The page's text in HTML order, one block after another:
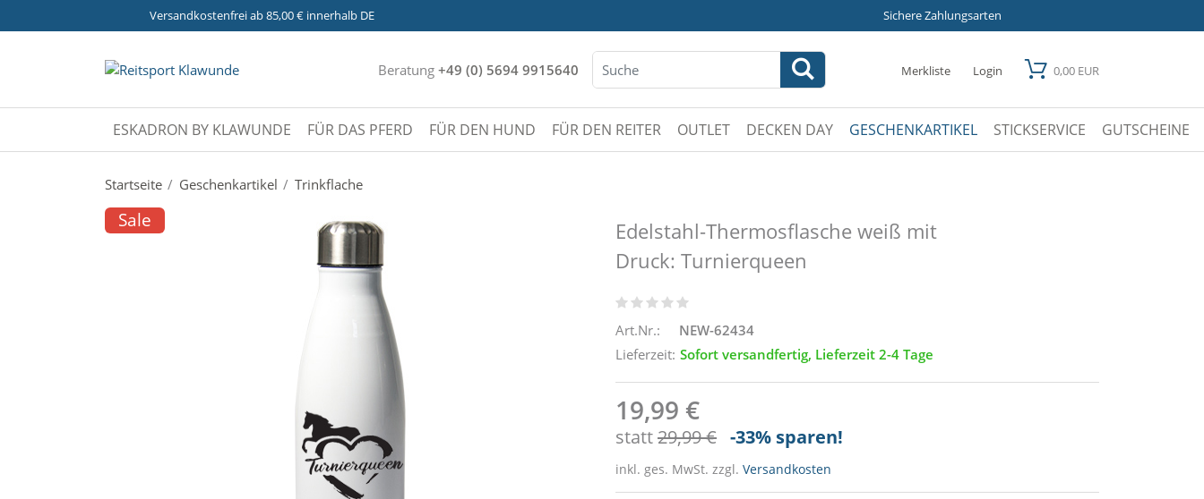
Versandkostenfrei ab 85,00 € innerhalb DE Sichere Zahlungsarten
Beratung +49 (0) 5694 9915640 Merkliste Login 0,00 EUR
ESKADRON BY KLAWUNDE FÜR DAS PFERD FÜR DEN HUND FÜR DEN REITER OUTLET DECKEN DAY GESCHENKARTIKEL STICKSERVICE GUTSCHEINE
Startseite Geschenkartikel Trinkflache
Sale
Edelstahl-Thermosflasche weiß mit
Druck: Turnierqueen
Art.Nr.:
NEW-62434
Lieferzeit: Sofort versandfertig, Lieferzeit 2-4 Tage
19,99 €
statt29,99 € -33% sparen!
inkl. ges. MwSt. zzgl. Versandkosten